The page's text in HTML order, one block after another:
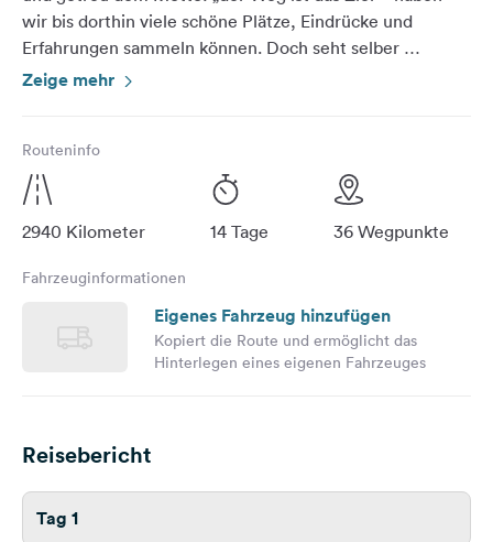
Social
Media
Facebook
wir bis dorthin viele schöne Plätze, Eindrücke und
Erfahrungen sammeln können. Doch seht selber …
Video zur Reise: https://youtu.be/FZVXX0Y3RB4?
Zeige mehr
Routeninfo
2940 Kilometer 14 Tage 36 Wegpunkte
Fahrzeuginformationen
Eigenes Fahrzeug hinzufügen
Kopiert die Route und ermöglicht das
Hinterlegen eines eigenen Fahrzeuges
Reisebericht
Tag 1